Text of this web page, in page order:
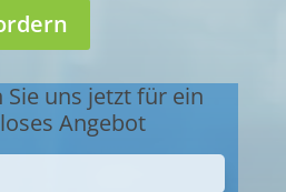
uns jetzt für ein
Angebot